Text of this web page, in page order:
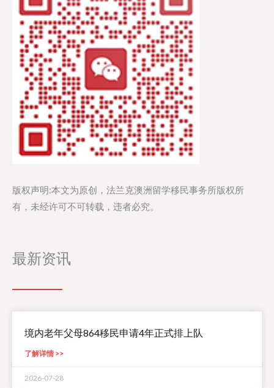
版权声明:本文为原创，法兰克澳洲留学移民事务所版权所
有，未经许可不可转载，违者必究。
最新资讯
境内老年父母864移民申请4年正式排上队
了解详情 >>
2026-07-28